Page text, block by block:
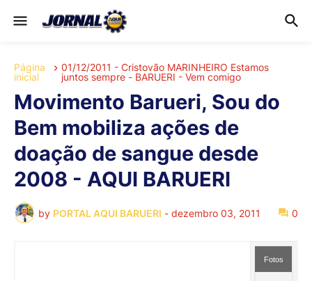
Página
inicial
01/12/2011 - Cristovão MARINHEIRO Estamos
juntos sempre - BARUERI - Vem comigo
Movimento Barueri, Sou do
Bem mobiliza ações de
doação de sangue desde
2008 - AQUI BARUERI
by PORTAL AQUI BARUERI - dezembro 03, 2011 0
Fotos